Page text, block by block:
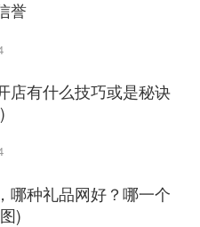
誉
店有什么技巧或是秘诀
哪种礼品网好？哪一个
)